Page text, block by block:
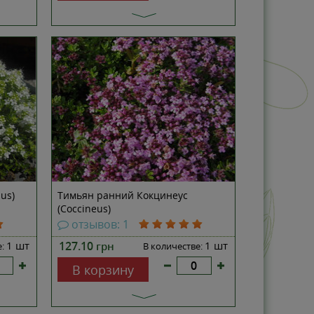
1 шт
Тимьян ранний Кокцинеус
(Coccineus)
отзывов: 1
127.10 грн В количестве: 1 шт
В корзину